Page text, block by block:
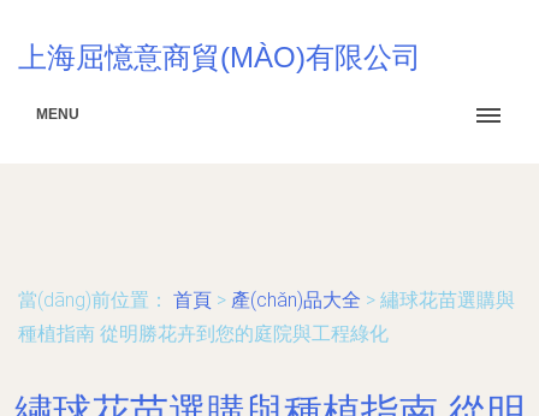
上海屈憶意商貿(MÀO)有限公司
MENU
當(dāng)前位置： 首頁 > 產(chǎn)品大全 > 繡球花苗選購與
種植指南 從明勝花卉到您的庭院與工程綠化